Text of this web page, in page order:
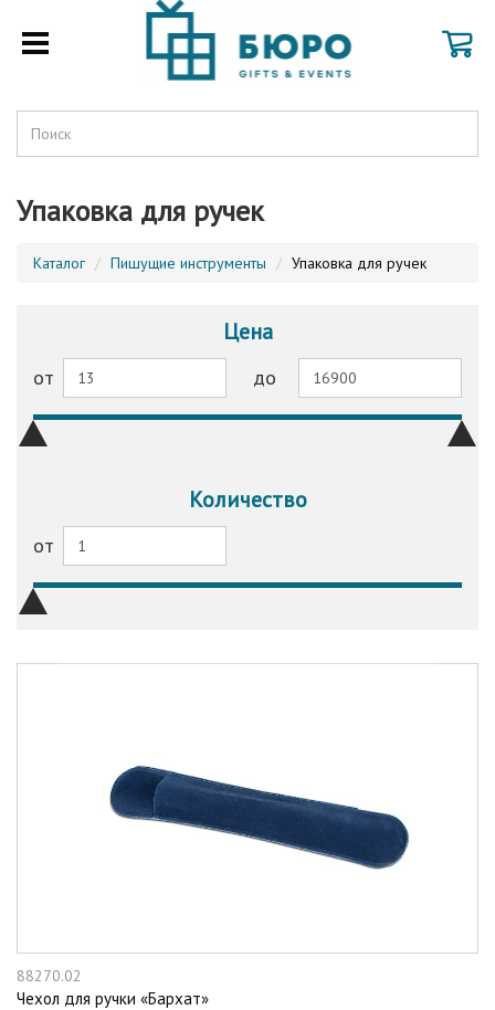
Упаковка для ручек
Каталог Пишущие инструменты Упаковка для ручек
Цена
от до
Количество
от
88270.02
Чехол для ручки «Бархат»